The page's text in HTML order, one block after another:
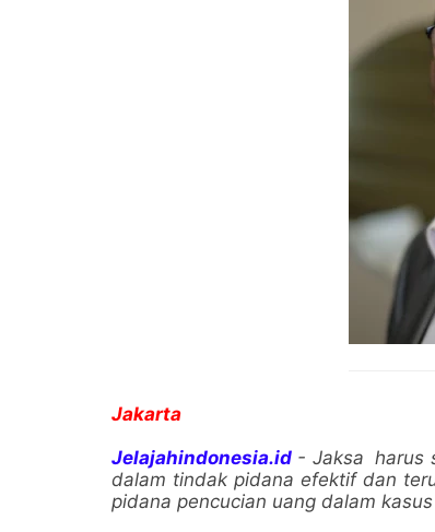
Jakarta
Jelajahindonesia.id - Jaksa harus
dalam tindak pidana efektif dan
pidana pencucian uang dalam